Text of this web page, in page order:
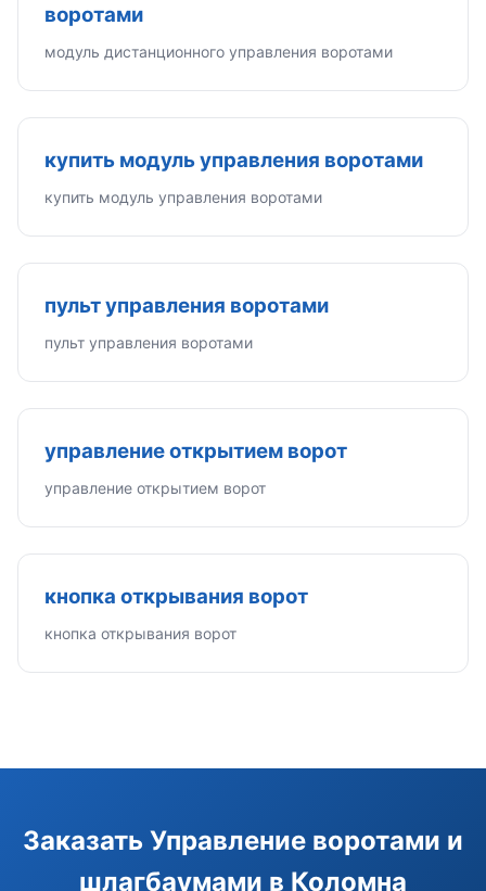
воротами
модуль дистанционного управления воротами
купить модуль управления воротами
купить модуль управления воротами
пульт управления воротами
пульт управления воротами
управление открытием ворот
управление открытием ворот
кнопка открывания ворот
кнопка открывания ворот
Заказать Управление воротами и
шлагбаумами в Коломна
модуль управления или готовый комплект.
Подобрать сигнализацию